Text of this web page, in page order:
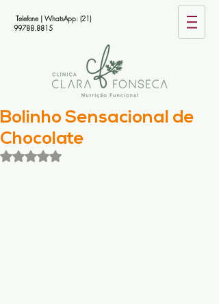
Telefone | WhatsApp: (21)
99788.8815
Bolinho Sensacional de
Chocolate
Avaliado com NaN de 5 estrelas.